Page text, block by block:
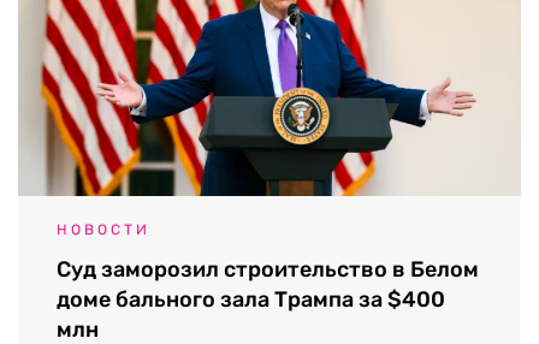
НОВОСТИ
Суд заморозил строительство в Белом
доме бального зала Трампа за $400
млн